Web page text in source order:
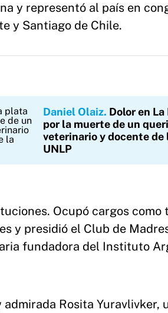
y representó al país en
y Santiago de Chile.
Daniel Olaiz Dolor en
por la muerte de un
veterinario y docente de
UNLP
Ocupó cargos como
y presidió el Club de
fundadora del Instituto
Rosita Yuravlivker,